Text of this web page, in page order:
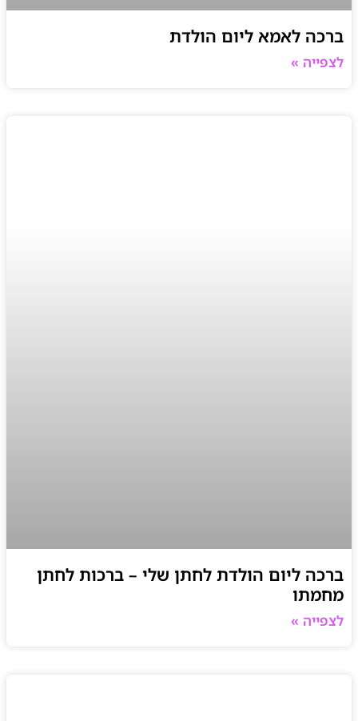
ברכה לאמא ליום הולדת
לצפייה »
ברכה ליום הולדת לחתן שלי – ברכות לחתן
מחמתו
לצפייה »